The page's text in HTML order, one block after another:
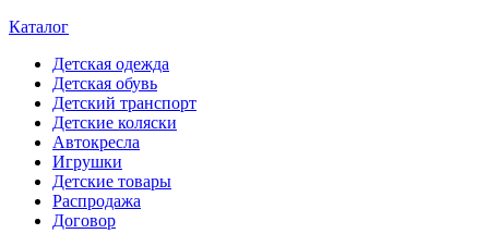
Каталог
Детская одежда
Детская обувь
Детский транспорт
Детские коляски
Автокресла
Игрушки
Детские товары
Распродажа
Договор